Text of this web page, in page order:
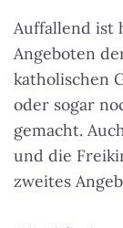
Auffallend ist
Angeboten
katholischen
oder sogar
gemacht.
und die
zweites